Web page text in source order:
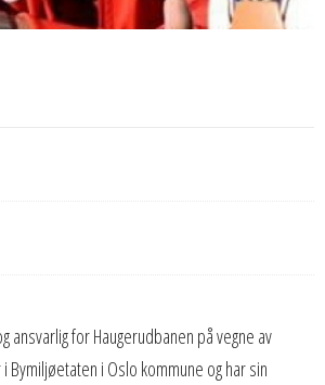
ansvarlig for Haugerudbanen på vegne av
Bymiljøetaten i Oslo kommune og har sin